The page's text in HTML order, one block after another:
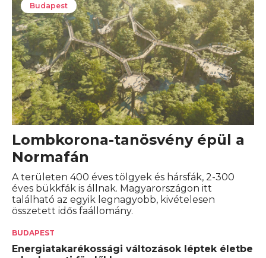
Budapest
Lombkorona-tanösvény épül a
Normafán
A területen 400 éves tölgyek és hársfák, 2-300
éves bükkfák is állnak. Magyarországon itt
található az egyik legnagyobb, kivételesen
összetett idős faállomány.
BUDAPEST
Energiatakarékossági változások léptek életbe